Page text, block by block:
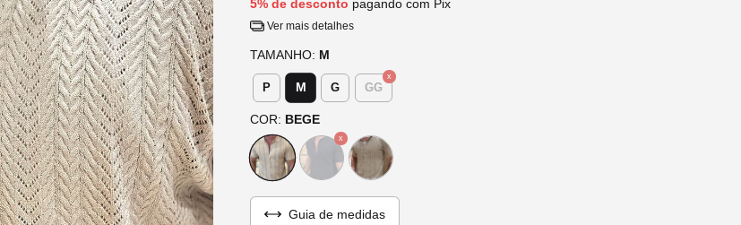
5% de desconto pagando com Pix
Ver mais detalhes
TAMANHO: M
P M G GG
COR: BEGE
Guia de medidas